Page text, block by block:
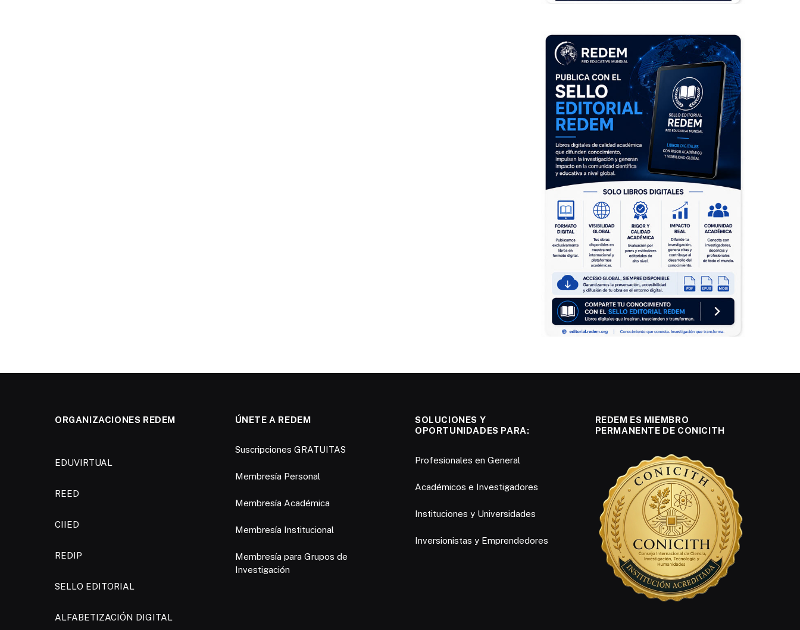
ORGANIZACIONES REDEM
EDUVIRTUAL
REED
CIIED
REDIP
SELLO EDITORIAL
ALFABETIZACIÓN DIGITAL
ÚNETE A REDEM
Suscripciones GRATUITAS
Membresía Personal
Membresía Académica
Membresía Institucional
Membresía para Grupos de
Investigación
SOLUCIONES Y
OPORTUNIDADES PARA:
Profesionales en General
Académicos e Investigadores
Instituciones y Universidades
Inversionistas y Emprendedores
REDEM ES MIEMBRO
PERMANENTE DE CONICITH